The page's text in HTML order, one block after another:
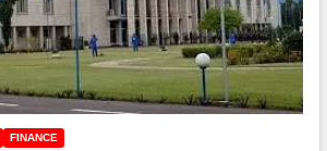
FINANCE